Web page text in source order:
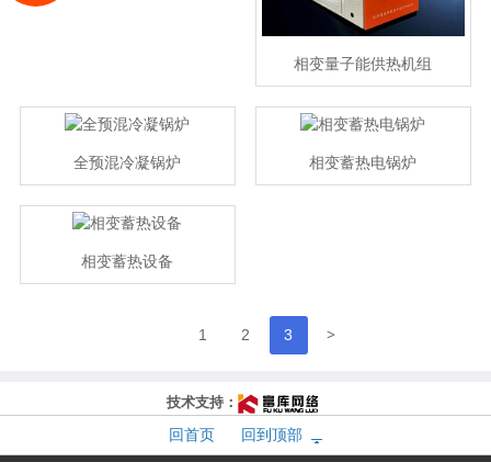
相变量子能供热机组
全预混冷凝锅炉 相变蓄热电锅炉
相变蓄热设备
1 2 3 >
技术支持：
回首页 回到顶部